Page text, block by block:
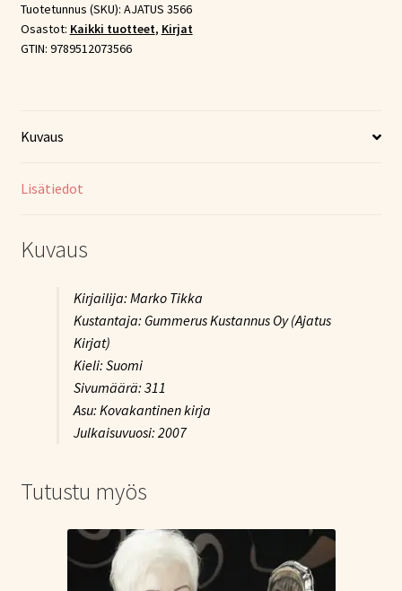
Tuotetunnus (SKU): AJATUS 3566
Osastot: Kaikki tuotteet, Kirjat
GTIN: 9789512073566
Kuvaus
Lisätiedot
Kuvaus
Kirjailija: Marko Tikka
Kustantaja: Gummerus Kustannus Oy (Ajatus
Kirjat)
Kieli: Suomi
Sivumäärä: 311
Asu: Kovakantinen kirja
Julkaisuvuosi: 2007
Tutustu myös